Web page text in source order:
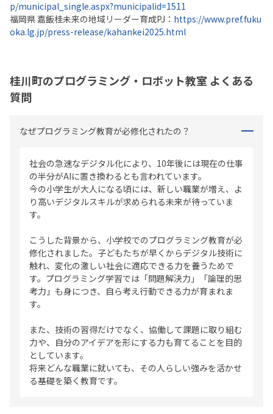
p/municipal_single.aspx?municipalid=1511
福岡県 嘉飯桂未来の地域リーダー育成PJ： https://www.pref.fuku
oka.lg.jp/press-release/kahankei2025.html
桂川町のプログラミング・ロボット教室 よくある
質問
なぜプログラミング教育が必修化されたの？
社会の急速なデジタル化により、10年後には現在の仕事
の半分がAIに置き換わるとも言われています。
今の小学生が大人になる頃には、新しい職業が増え、よ
り高いデジタルスキルが求められる未来が待っていま
す。
こうした背景から、小学校でのプログラミング教育が必
修化されました。子どもたちが早くからデジタル技術に
触れ、変化の激しい社会に適応できる力を養うためで
す。プログラミング学習では「問題解決力」「論理的思
考力」も身につき、自ら考え行動できる力が育まれま
す。
また、技術の習得だけでなく、協働して課題に取り組む
力や、自分のアイデアを形にする力も育てることを目的
としています。
将来どんな職業に就いても、その人らしい強みを活かせ
る基礎を築く教育です。